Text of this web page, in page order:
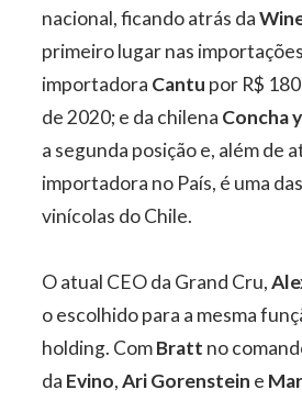
nacional, ficando atrás da
primeiro lugar nas
importadora Cantu por R$
de 2020; e da chilena Concha
a segunda posição e, além de
importadora no País, é uma
vinícolas do Chile.
O atual CEO da Grand Cru,
o escolhido para a mesma
holding. ComBratt no
da Evino,Ari Gorenstein e